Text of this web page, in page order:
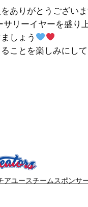
ありがとうござい
リーイヤーを盛り
しょう
ことを楽しみにし
アユースチームスポンサ